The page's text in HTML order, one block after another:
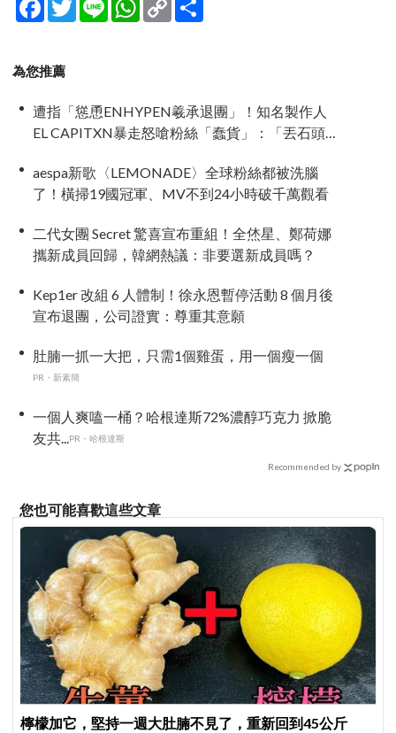
Link
為您推薦
遭指「慫恿ENHYPEN羲承退團」！知名製作人
EL CAPITXN暴走怒嗆粉絲「蠢貨」：「丟石頭前
aespa新歌〈LEMONADE〉全球粉絲都被洗腦
了！橫掃19國冠軍、MV不到24小時破千萬觀看
二代女團 Secret 驚喜宣布重組！全烋星、鄭荷娜
攜新成員回歸，韓網熱議：非要選新成員嗎？
Kep1er 改組 6 人體制！徐永恩暫停活動 8 個月後
宣布退團，公司證實：尊重其意願
肚腩一抓一大把，只需1個雞蛋，用一個瘦一個
PR・新素簡
一個人爽嗑一桶？哈根達斯72%濃醇巧克力 掀脆
友共...PR・哈根達斯
Recommended by
您也可能喜歡這些文章
檸檬加它，堅持一週大肚腩不見了，重新回到45公斤